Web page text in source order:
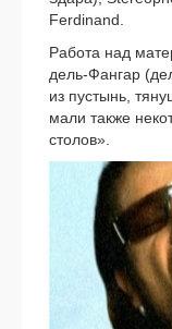
Ferdinand.
Работа над
дель-Фангар
из пустынь,
ма­ли так­же
сто­лов».